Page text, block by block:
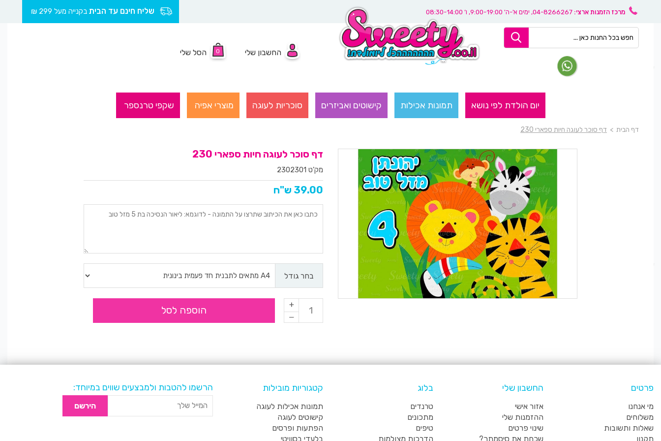
מרכז הזמנות ארצי: 04-8266267, ימים א'-ה' 9:00-19:00, ו’ 08:30-14:00 שליח חינם עד הבית בקנייה מעל 299 ₪
החשבון שלי 0 הסל שלי
יום הולדת לפי נושא תמונות אכילות קישוטים ואביזרים סוכריות לעוגה מוצרי אפיה שקפי טרנספר
דף הבית > דף סוכר לעוגה חיות ספארי 230
דף סוכר לעוגה חיות ספארי 230
מק'ט 2302301
39.00 ש"ח
בחר גודל
הוספה לסל
פרטים
מי אנחנו
משלוחים
שאלות ותשובות
תקנון
החשבון שלי
אזור אישי
ההזמנות שלי
שינוי פרטים
שכחת את סיסמתך?
בלוג
טרנדים
מתכונים
טיפים
הדרכות מצולמות
קטגוריות מובילות
תמונות אכילות לעוגה
קישוטים לעוגה
הפתעות ופרסים
בלעדי בסוויטי
הרשמו להטבות ולמבצעים שווים במיוחד:
הירשם